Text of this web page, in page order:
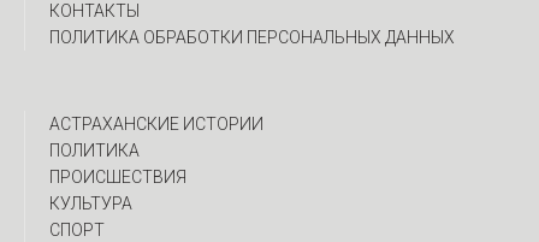
КОНТАКТЫ
ПОЛИТИКА ОБРАБОТКИ ПЕРСОНАЛЬНЫХ ДАННЫХ
АСТРАХАНСКИЕ ИСТОРИИ
ПОЛИТИКА
ПРОИСШЕСТВИЯ
КУЛЬТУРА
СПОРТ